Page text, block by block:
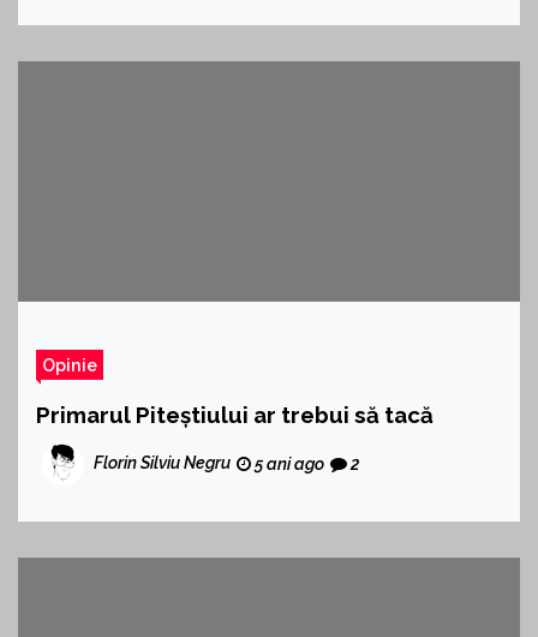
Opinie
Primarul Piteștiului ar trebui să tacă
Florin Silviu Negru 5 ani ago 2